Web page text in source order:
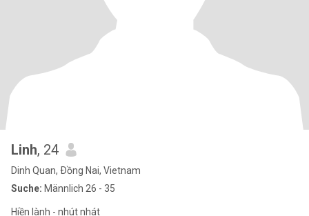
Linh, 24
Dinh Quan, Ðồng Nai, Vietnam
Suche: Männlich 26 - 35
Hiền lành - nhút nhát